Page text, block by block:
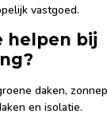
vastgoed.
helpen bij
daken,
en isolatie.